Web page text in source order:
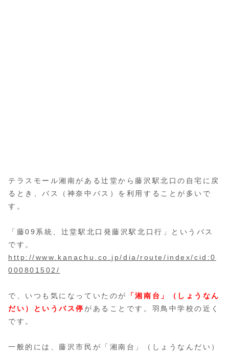
テラスモール湘南がある辻堂から藤沢駅北口の自宅に戻
るとき、バス（神奈中バス）を利用することが多いで
す。
「藤09系統、辻堂駅北口発藤沢駅北口行」というバス
です。
http://www.kanachu.co.jp/dia/route/index/cid:0
000801502/
で、いつも気になっていたのが
「湘南台」（しょうなん
だい）というバス停 があることです。羽鳥中学校の近く
です。
一般的には、藤沢市民が「湘南台」（しょうなんだい）